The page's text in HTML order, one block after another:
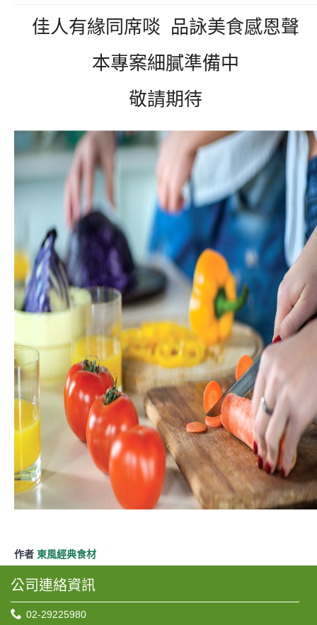
佳人有緣同席啖 品詠美食感恩聲
本專案細膩準備中
敬請期待
作者 東風經典食材
公司連絡資訊
02-29225980